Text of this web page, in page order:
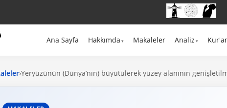
Ana Sayfa Hakkımda Makaleler Analiz
›Yeryüzünün (Dünya’nın) büyütülerek yüzey alanının